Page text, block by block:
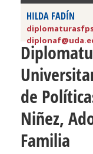
HILDA FADÍN
de
Niñez,
Familia